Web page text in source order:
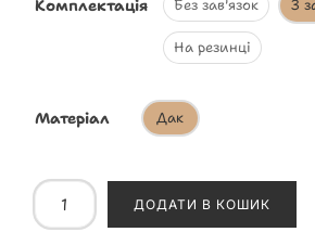
Комплектація Без зав'язок З
На резинці
Матеріал Дак
ДОДАТИ В КОШИК